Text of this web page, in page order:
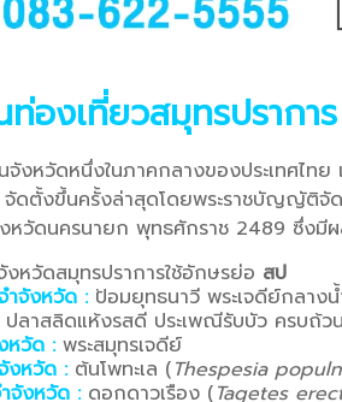
ท่องเที่ยวสมุทรปราการ
จังหวัดหนึ่งในภาคกลางของประเทศไท
จัดตั้งขึ้นครั้งล่าสุดโดยพระราชบัญญัติจั
งหวัดนครนายก พุทธศักราช 2489 ซึ่ง
หวัดสมุทรปราการใช้อักษรย่อ สป
ำจังหวัด :ป้อมยุทธนาวี พระเจดีย์กลาง
ปลาสลิดแห้งรสดี ประเพณีรับบัว ครบถ้ว
หวัด :พระสมุทรเจดีย์
งหวัด :ต้นโพทะเล (Thespesia
จังหวัด :ดอกดาวเรือง (Tagetes